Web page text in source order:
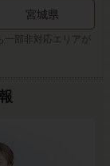
宮城県
一部非対応エリアが